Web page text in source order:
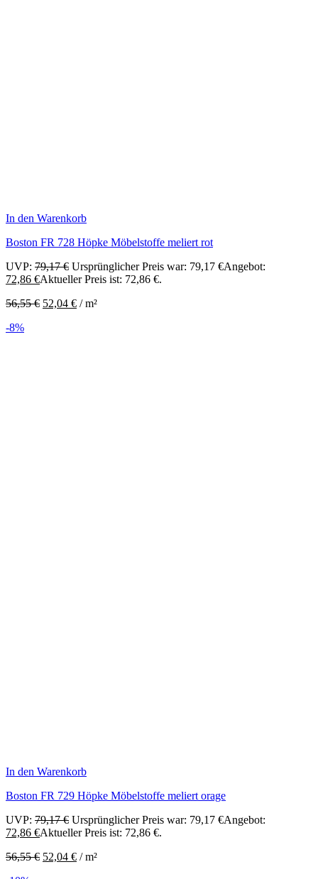
In den Warenkorb
Boston FR 728 Höpke Möbelstoffe meliert rot
UVP: 79,17€ Ursprünglicher Preis war: 79,17 €Angebot:
72,86 €Aktueller Preis ist: 72,86 €.
56,55€ 52,04 € /m²
-8%
In den Warenkorb
Boston FR 729 Höpke Möbelstoffe meliert orage
UVP: 79,17€ Ursprünglicher Preis war: 79,17 €Angebot:
72,86 €Aktueller Preis ist: 72,86 €.
56,55€ 52,04 € /m²